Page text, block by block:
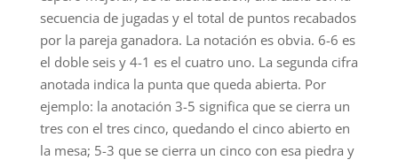
secuencia de jugadas y el total de puntos recabados
por la pareja ganadora. La notación es obvia. 6-6 es
el doble seis y 4-1 es el cuatro uno. La segunda cifra
anotada indica la punta que queda abierta. Por
ejemplo: la anotación 3-5 significa que se cierra un
tres con el tres cinco, quedando el cinco abierto en
la mesa; 5-3 que se cierra un cinco con esa piedra y